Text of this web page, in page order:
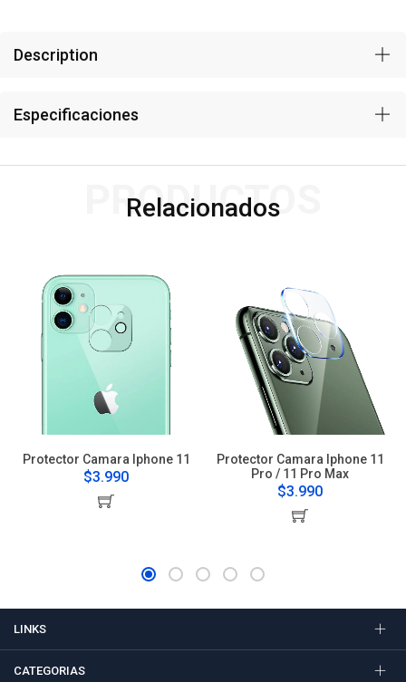
Description
Especificaciones
Relacionados
PRODUCTOS
Protector Camara Iphone 11
$3.990
Protector Camara Iphone 11
Pro / 11 Pro Max
$3.990
LINKS
CATEGORIAS